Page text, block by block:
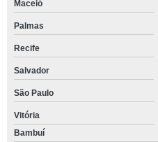
Maceió
Palmas
Recife
Salvador
São Paulo
Vitória
Bambuí